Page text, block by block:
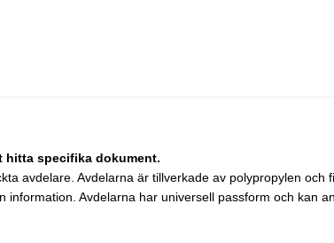
hitta specifika dokument.
avdelare. Avdelarna är tillverkade av polypropylen och
Avdelarna har universell passform och kan